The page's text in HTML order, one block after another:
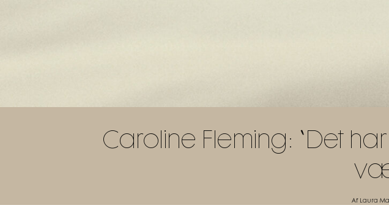
Caroline Fleming: “Det
Af Laura